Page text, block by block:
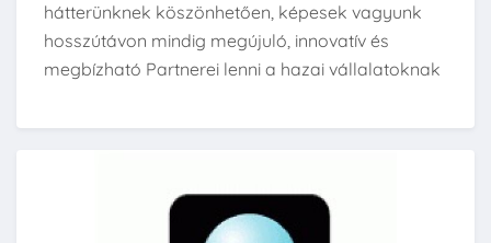
hátterünknek köszönhetően, képesek vagyunk
hosszútávon mindig megújuló, innovatív és
megbízható Partnerei lenni a hazai vállalatoknak